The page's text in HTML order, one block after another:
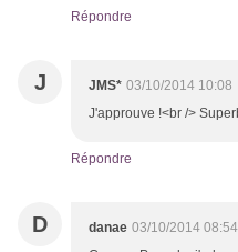
Répondre
J JMS* 03/10/2014 10:08
J'approuve !<br />
Répondre
D danae 03/10/2014 08:54